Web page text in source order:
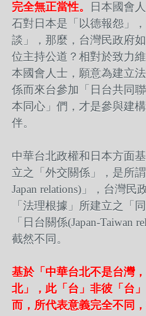
完全無正當性。
日本國會
石對日本是「以德報怨」
談」，那麼，台灣民政府
位主持公道？相對於致力
本國會人士，願意為建立
係而來台參加「日台共同
本同心」們，才是參與建
伴。
中華台北政權和日本方面
立之「外交關係」，是所
Japan relations)」，台灣民
「法理根據」所建立之「
「日台關係(Japan-Taiwan
截然不同。
基於「中華台北不是台灣
北」，此「台」非彼「台
而，所代表意義完全不同，